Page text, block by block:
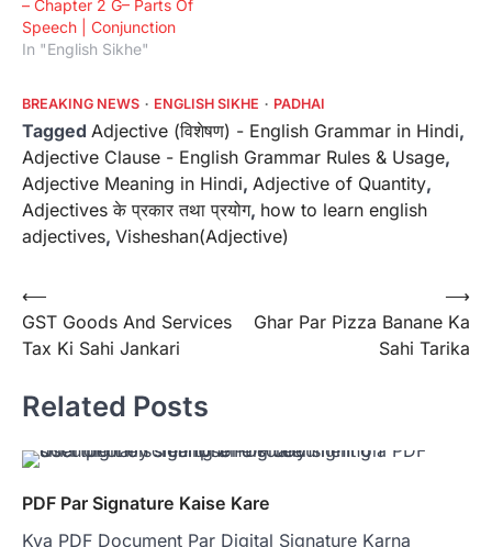
– Chapter 2 G– Parts Of
Speech | Conjunction
In "English Sikhe"
BREAKING NEWS ENGLISH SIKHE PADHAI
Tagged Adjective (विशेषण) - English Grammar in Hindi,
Adjective Clause - English Grammar Rules & Usage,
Adjective Meaning in Hindi, Adjective of Quantity,
Adjectives के प्रकार तथा प्रयोग, how to learn english
adjectives, Visheshan(Adjective)
Post
navigation
⟵
GST Goods And Services
Tax Ki Sahi Jankari
Ghar Par Pizza Banane Ka
Sahi Tarika
⟶
Related Posts
PDF Par Signature Kaise Kare
Kya PDF Document Par Digital Signature Karna